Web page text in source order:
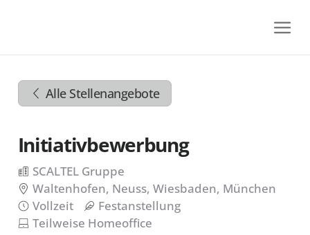
Zur
Navigation
springen
Zum
springen
Alle Stellenangebote
Initiativbewerbung
SCALTEL Gruppe
Waltenhofen, Neuss, Wiesbaden, München
Vollzeit
Festanstellung
Teilweise Homeoffice